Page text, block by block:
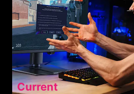
Current